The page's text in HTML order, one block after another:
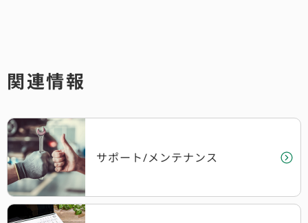
関連情報
サポート/メンテナンス